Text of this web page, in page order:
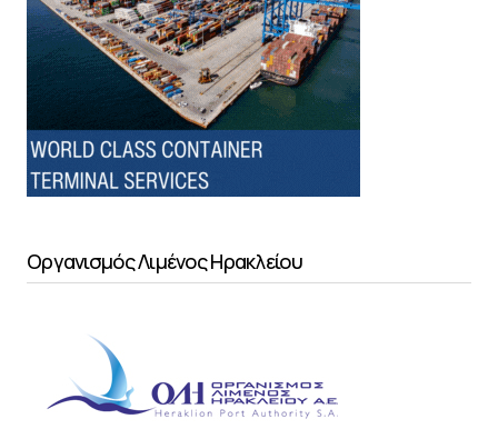
Οργανισμός Λιμένος Ηρακλείου